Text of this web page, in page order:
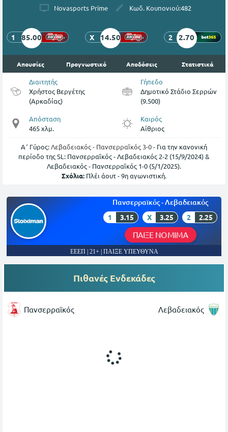
Novasports Prime Κωδ. Κουπονιού:482
1 85.00 X 14.50 2 2.70
Απουσίες Προγνωστικό Αποδόσεις Στατιστικά
Διαιτητής
Χρήστος Βεργέτης
(Αρκαδίας)
Γήπεδο
Δημoτικό Στάδιο Σερρών
(9.500)
Απόσταση
465 χλμ.
Καιρός
Αίθριος
Α΄ Γύρος:Λεβαδειακός - Πανσερραϊκός 3-0- Για την κανονική
περίοδο της SL: Πανσερραϊκός - Λεβαδειακός 2-2 (15/9/2024) &
Λεβαδειακός - Πανσερραϊκός 1-0 (5/1/2025).
Σχόλια: Πλέι άουτ - 9η αγωνιστική.
Πανσερραϊκός - Λεβαδειακός
1 3.15 X 3.25 2 2.25
ΠΑΙΞΕ ΝΟΜΙΜΑ
ΕΕΕΠ | 21+ | ΠΑΙΞΕ ΥΠΕΥΘΥΝΑ
Πιθανές Ενδεκάδες
Πανσερραϊκός Λεβαδειακός